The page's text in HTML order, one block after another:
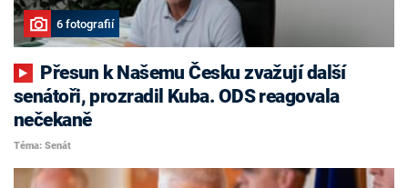
6 fotografií
senátoři, prozradil Kuba. ODS reagovala
nečekaně
Téma: Senát